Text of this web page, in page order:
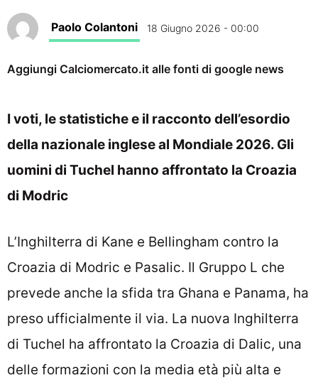
Paolo Colantoni 18 Giugno 2026 - 00:00
Aggiungi Calciomercato.it alle fonti di google news
I voti, le statistiche e il racconto dell’esordio
della nazionale inglese al Mondiale 2026. Gli
uomini di Tuchel hanno affrontato la Croazia
di Modric
L’Inghilterra di Kane e Bellingham contro la
Croazia di Modric e Pasalic. Il Gruppo L che
prevede anche la sfida tra Ghana e Panama, ha
preso ufficialmente il via. La nuova Inghilterra
di Tuchel ha affrontato la Croazia di Dalic, una
delle formazioni con la media età più alta e